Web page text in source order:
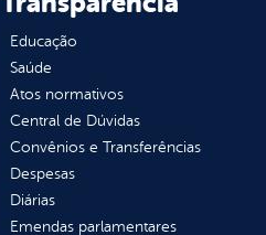
Educação
Saúde
Atos normativos
Central de Dúvidas
Convênios e Transferências
Despesas
Diárias
Emendas parlamentares